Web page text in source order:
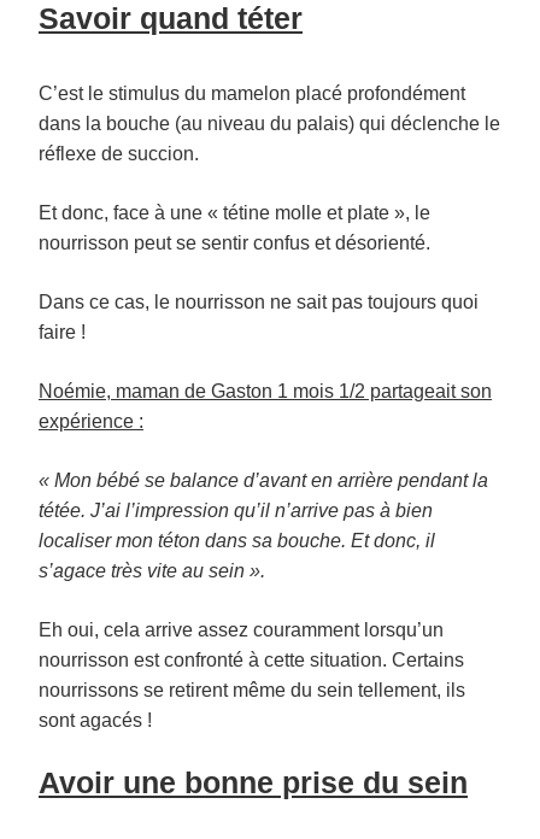
Savoir quand téter
C’est le stimulus du mamelon placé profondément
dans la bouche (au niveau du palais) qui déclenche le
réflexe de succion.
Et donc, face à une « tétine molle et plate », le
nourrisson peut se sentir confus et désorienté.
Dans ce cas, le nourrisson ne sait pas toujours quoi
faire !
Noémie, maman de Gaston 1 mois 1/2 partageait son
expérience :
« Mon bébé se balance d’avant en arrière pendant la
tétée. J’ai l’impression qu’il n’arrive pas à bien
localiser mon téton dans sa bouche. Et donc, il
s’agace très vite au sein ».
Eh oui, cela arrive assez couramment lorsqu’un
nourrisson est confronté à cette situation. Certains
nourrissons se retirent même du sein tellement, ils
sont agacés !
Avoir une bonne prise du sein